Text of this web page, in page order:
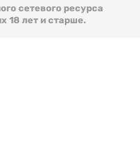
сетевого ресурса
18 лет и старше.